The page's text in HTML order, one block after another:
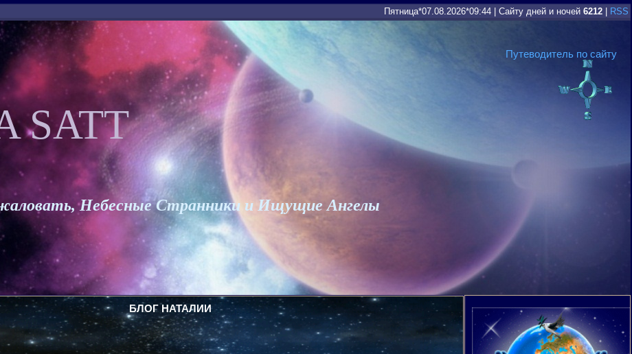
Пятница*07.08.2026*09:44 Сайту дней и ночей 6212 RSS
Путеводитель по сайту
SATT
Небесные Странники и Ищущие Ангелы
БЛОГ НАТАЛИИ